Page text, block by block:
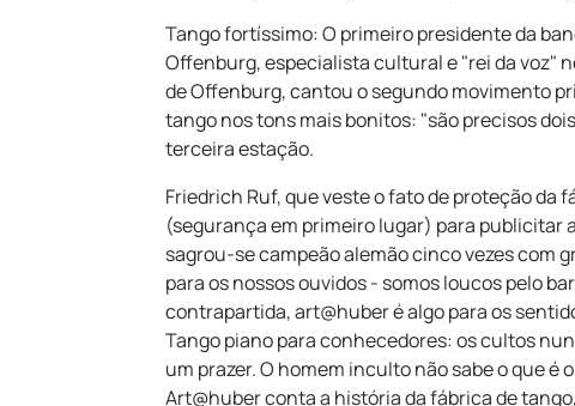
Tango fortíssimo: O primeiro presidente da
Offenburg, especialista cultural e "rei da voz"
de Offenburg, cantou o segundo movimento
tango nos tons mais bonitos: "são precisos
terceira estação.
Friedrich Ruf, que veste o fato de proteção da
(segurança em primeiro lugar) para publicitar
sagrou-se campeão alemão cinco vezes com
para os nossos ouvidos - somos loucos pelo
contrapartida, art@huber é algo para os
Tango piano para conhecedores: os cultos
um prazer. O homem inculto não sabe o que é
Art@huber conta a história da fábrica de